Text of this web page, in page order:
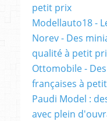
petit prix
Modellauto18 -
Norev - Des
qualité à petit
Ottomobile -
françaises à
Paudi Model :
avec plein